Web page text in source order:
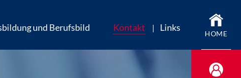
HOME
und Berufsbild Kontakt Links